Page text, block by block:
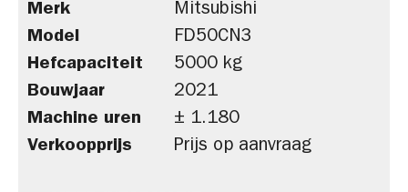
Merk
Mitsubishi
Model
FD50CN3
Hefcapaciteit
5000 kg
Bouwjaar
2021
Machine uren
± 1.180
Verkoopprijs
Prijs op aanvraag